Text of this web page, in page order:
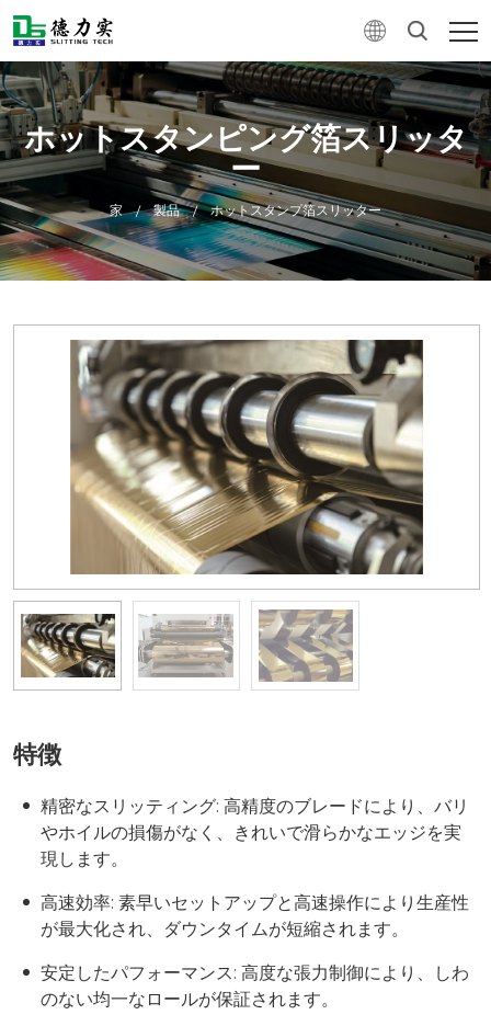
ホットスタンピング箔スリッタ
ー
家 / 製品 / ホットスタンプ箔スリッター
0
特徴
精密なスリッティング: 高精度のブレードにより、バリ
やホイルの損傷がなく、きれいで滑らかなエッジを実
現します。
高速効率: 素早いセットアップと高速操作により生産性
が最大化され、ダウンタイムが短縮されます。
安定したパフォーマンス: 高度な張力制御により、しわ
のない均一なロールが保証されます。